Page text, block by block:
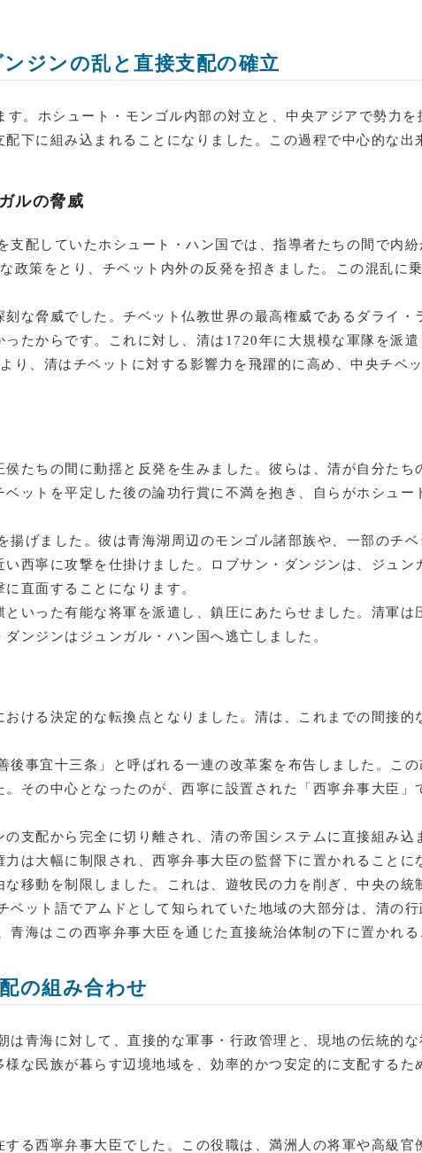
ジンの乱と直接支配の確立
。ホシュート・モンゴル内部の対立と、中央アジアで勢力
下に組み込まれることになりました。この過程で中心的な
ルの脅威
配していたホシュート・ハン国では、指導者たちの間で内
政策をとり、チベット内外の反発を招きました。この混乱に
な脅威でした。チベット仏教世界の最高権威であるダライ・
たからです。これに対し、清は1720年に大規模な軍隊を派
り、清はチベットに対する影響力を飛躍的に高め、中央チベ
たちの間に動揺と反発を生みました。彼らは、清が自分た
ットを平定した後の論功行賞に不満を抱き、自らがホシュ
げました。彼は青海湖周辺のモンゴル諸部族や、一部のチ
西寧に攻撃を仕掛けました。ロブサン・ダンジンは、ジュ
直面することになります。
いった有能な将軍を派遣し、鎮圧にあたらせました。清軍
ンジンはジュンガル・ハン国へ逃亡しました。
ける決定的な転換点となりました。清は、これまでの間接
事宜十三条」と呼ばれる一連の改革案を布告しました。こ
その中心となったのが、西寧に設置された「西寧弁事大臣
支配から完全に切り離され、清の帝国システムに直接組み
は大幅に制限され、西寧弁事大臣の監督下に置かれること
移動を制限しました。これは、遊牧民の力を削ぎ、中央の統
ット語でアムドとして知られていた地域の大部分は、清の
海はこの西寧弁事大臣を通じた直接統治体制の下に置かれる
の組み合わせ
青海に対して、直接的な軍事・行政管理と、現地の伝統的
な民族が暮らす辺境地域を、効率的かつ安定的に支配するた
る西寧弁事大臣でした。この役職は、満洲人の将軍や高級